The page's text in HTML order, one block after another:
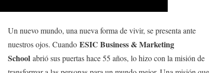
Un nuevo mundo, una nueva forma de vivir, se presenta ante
nuestros ojos. Cuando ESIC Business & Marketing
School abrió sus puertas hace 55 años, lo hizo con la misión de